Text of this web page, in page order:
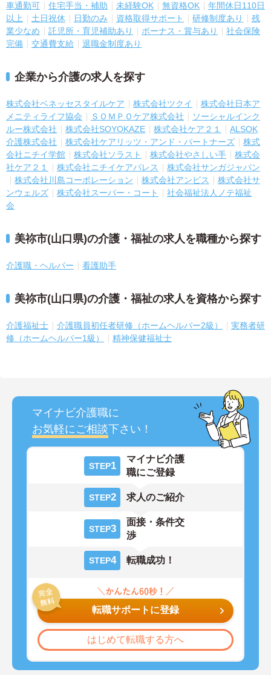
車通勤可 住宅手当・補助 未経験OK 無資格OK
年間休日110日
以上
土日祝休 日勤のみ 資格取得サポート 研修制度あり
残
業少なめ
託児所・育児補助あり ボーナス・賞与あり
社会保険
完備
交通費支給 退職金制度あり
企業から介護の求人を探す
株式会社ベネッセスタイルケア 株式会社ツクイ
株式会社日本ア
メニティライフ協会
ＳＯＭＰＯケア株式会社
ソーシャルインク
ルー株式会社
株式会社SOYOKAZE 株式会社ケア２１
ALSOK
介護株式会社
株式会社ケアリッツ・アンド・パートナーズ
株式
会社ニチイ学館
株式会社ソラスト 株式会社やさしい手
株式会
社ケア２１
株式会社ニチイケアパレス
株式会社サンガジャパン
株式会社川島コーポレーション
株式会社アンビス
株式会社サ
ンウェルズ
株式会社スーパー・コート
社会福祉法人ノテ福祉
会
美祢市(山口県)の介護・福祉の求人を職種から探す
介護職・ヘルパー 看護助手
美祢市(山口県)の介護・福祉の求人を資格から探す
介護福祉士 介護職員初任者研修（ホームヘルパー2級）
実務者研
修（ホームヘルパー1級）
精神保健福祉士
マイナビ介護職に
お気軽にご相談下さい！
STEP1
マイナビ介護
職にご登録
STEP2 求人のご紹介
STEP3
面接・条件交
渉
STEP4 転職成功！
転職サポートに登録
はじめて転職する方へ